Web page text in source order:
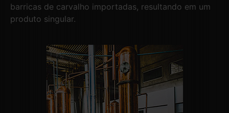
barricas de carvalho importadas, resultando em um
produto singular.